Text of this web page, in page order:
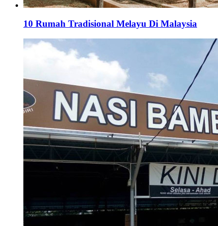
10 Rumah Tradisional Melayu Di Malaysia